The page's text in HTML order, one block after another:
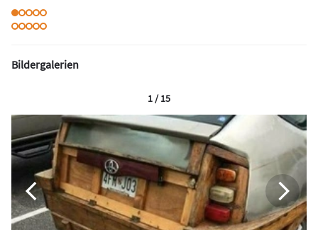
Bildergalerien
1 / 15